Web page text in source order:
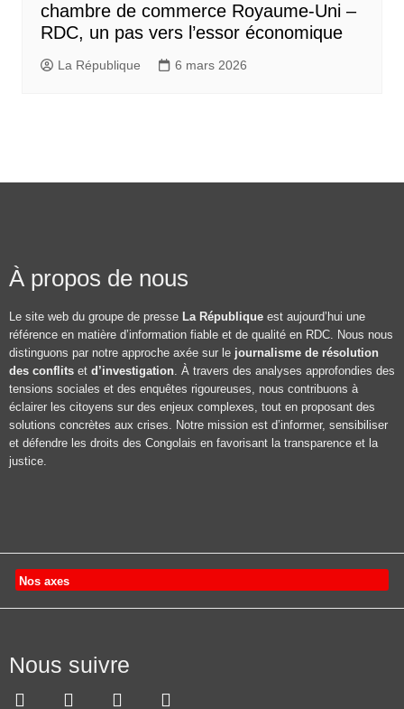
chambre de commerce Royaume-Uni –
RDC, un pas vers l’essor économique
La République 6 mars 2026
À propos de nous
Le site web du groupe de presse La République est aujourd’hui une
référence en matière d’information fiable et de qualité en RDC. Nous nous
distinguons par notre approche axée sur le journalisme de résolution
des conflits et d’investigation. À travers des analyses approfondies des
tensions sociales et des enquêtes rigoureuses, nous contribuons à
éclairer les citoyens sur des enjeux complexes, tout en proposant des
solutions concrètes aux crises. Notre mission est d’informer, sensibiliser
et défendre les droits des Congolais en favorisant la transparence et la
justice.
Nos axes
Nous suivre